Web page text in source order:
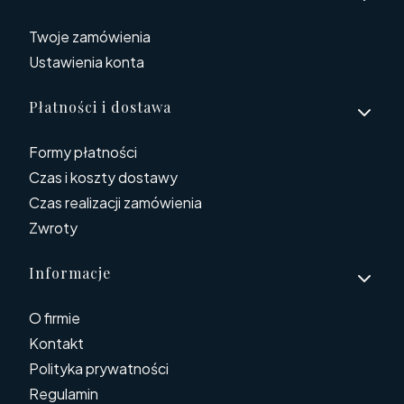
Twoje zamówienia
Ustawienia konta
Płatności i dostawa
Formy płatności
Czas i koszty dostawy
Czas realizacji zamówienia
Zwroty
Informacje
O firmie
Kontakt
Polityka prywatności
Regulamin